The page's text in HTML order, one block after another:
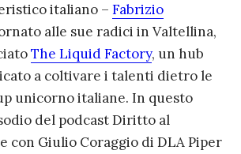
italiano – Fabrizio
alle sue radici in Valtellina,
The Liquid Factory, un hub
a coltivare i talenti dietro le
unicorno italiane. In questo
del podcast Diritto al
con Giulio Coraggio di DLA Piper